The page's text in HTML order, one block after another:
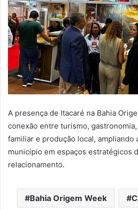
A presença de Itacaré na Bahia
conexão entre turismo,
familiar e produção local, ampliando
município em espaços estratégicos
relacionamento.
Bahia Origem Week